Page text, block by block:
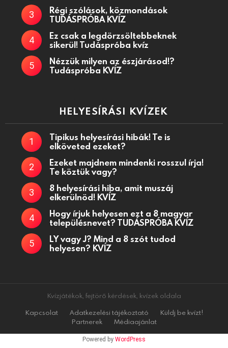
Régi szólások, közmondások
TUDÁSPRÓBA KVÍZ
Ez csak a legdörzsöltebbeknek
sikerül! Tudáspróba kvíz
Nézzük milyen az észjárásod!?
Tudáspróba KVÍZ
HELYESÍRÁSI KVÍZEK
Tipikus helyesírási hibák! Te is
elköveted ezeket?
Ezeket majdnem mindenki rosszul írja!
Te köztük vagy?
8 helyesírási hiba, amit muszáj
elkerülnöd! KVÍZ
Hogy írjuk helyesen ezt a 8 magyar
településnevet? TUDÁSPRÓBA KVÍZ
LY vagy J? Mind a 8 szót tudod
helyesen? KVÍZ
Kvízjátékok, fejtörő kérdések, kvízek oldala
Kapcsolat
Adatkezelési tájékoztató
Küldj be kvízt!
Partnerek
Médiaajánlat
Powered by WordPress